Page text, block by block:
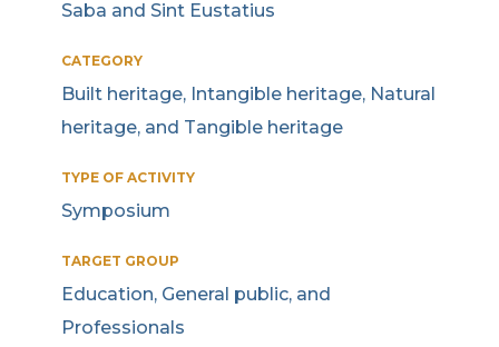
Saba and Sint Eustatius
CATEGORY
Built heritage, Intangible heritage, Natural
heritage, and Tangible heritage
TYPE OF ACTIVITY
Symposium
TARGET GROUP
Education, General public, and
Professionals